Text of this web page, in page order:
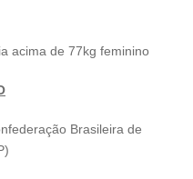
acima de 77kg feminino
Brasileira de